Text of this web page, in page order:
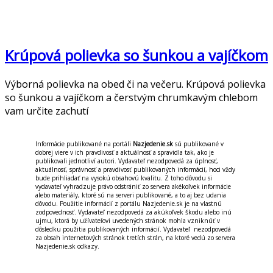
Krúpová polievka so šunkou a vajíčkom
Výborná polievka na obed či na večeru. Krúpová polievka
so šunkou a vajíčkom a čerstvým chrumkavým chlebom
vam určite zachutí
Informácie publikované na portáli Nazjedenie.sk sú publikované v
dobrej viere v ich pravdivosť a aktuálnosť a spravidla tak, ako je
publikovali jednotliví autori. Vydavateľ nezodpovedá za úplnosť,
aktuálnosť, správnosť a pravdivosť publikovaných informácií, hoci vždy
bude prihliadať na vysokú obsahovú kvalitu. Z toho dôvodu si
vydavateľ vyhradzuje právo odstrániť zo servera akékoľvek informácie
alebo materiály, ktoré sú na serveri publikované, a to aj bez udania
dôvodu. Použitie informácií z portálu Nazjedenie.sk je na vlastnú
zodpovednosť. Vydavateľ nezodpovedá za akúkoľvek škodu alebo inú
ujmu, ktorá by užívateľovi uvedených stránok mohla vzniknúť v
dôsledku použitia publikovaných informácií. Vydavateľ nezodpovedá
za obsah internetových stránok tretích strán, na ktoré vedú zo servera
Nazjedenie.sk odkazy.